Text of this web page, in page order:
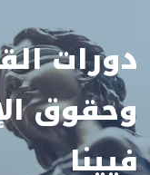
دورات
وحقوق
فيينا